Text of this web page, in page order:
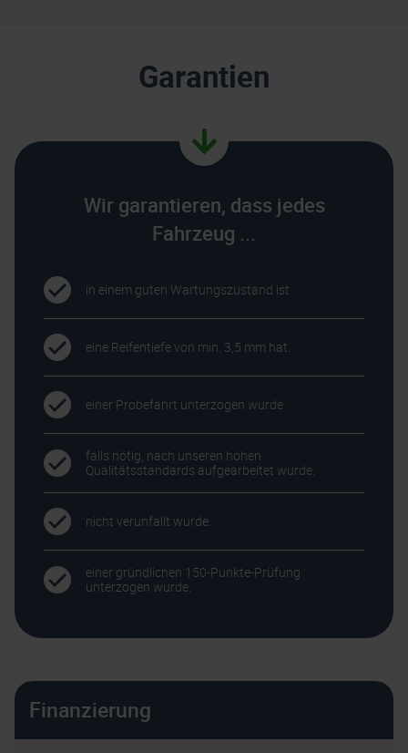
Garantien
Wir garantieren, dass jedes
Fahrzeug ...
in einem guten Wartungszustand ist
eine Reifentiefe von min. 3,5 mm hat.
einer Probefahrt unterzogen wurde
falls nötig, nach unseren hohen
Qualitätsstandards aufgearbeitet wurde.
nicht verunfallt wurde.
einer gründlichen 150-Punkte-Prüfung
unterzogen wurde.
Finanzierung